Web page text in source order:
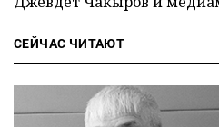
СЕЙЧАС ЧИТАЮТ